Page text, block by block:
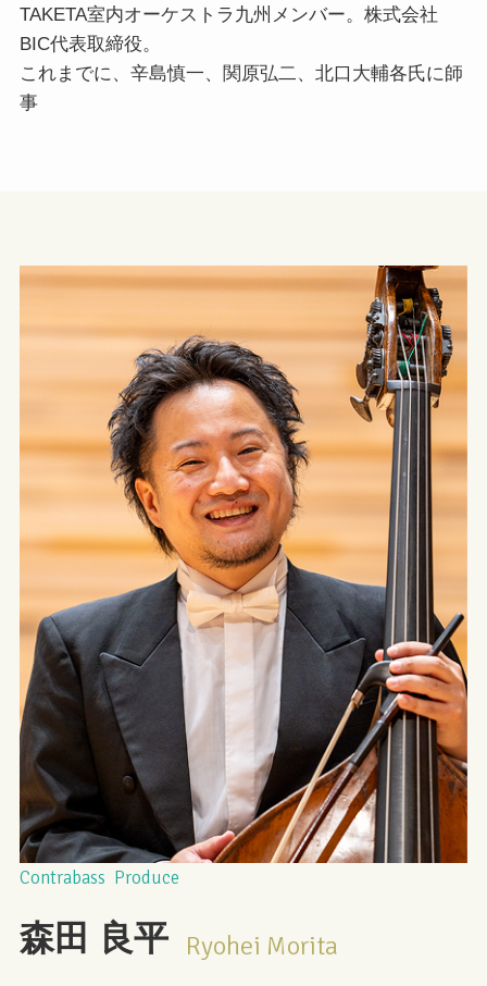
TAKETA室内オーケストラ九州メンバー。株式会社
BIC代表取締役。
これまでに、辛島慎一、関原弘二、北口大輔各氏に師
事
Contrabass Produce
森田 良平 Ryohei Morita